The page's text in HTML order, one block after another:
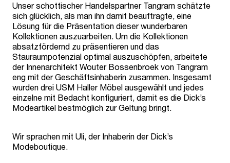
Unser schottischer Handelspartner Tangram schätzte
sich glücklich, als man ihn damit beauftragte, eine
Lösung für die Präsentation dieser wunderbaren
Kollektionen auszuarbeiten. Um die Kollektionen
absatzfördernd zu präsentieren und das
Stauraumpotenzial optimal auszuschöpfen, arbeitete
der Innenarchitekt Wouter Bossenbroek von Tangram
eng mit der Geschäftsinhaberin zusammen. Insgesamt
wurden drei USM Haller Möbel ausgewählt und jedes
einzelne mit Bedacht konfiguriert, damit es die Dick’s
Modeartikel bestmöglich zur Geltung bringt.
Wir sprachen mit Uli, der Inhaberin der Dick’s
Modeboutique.